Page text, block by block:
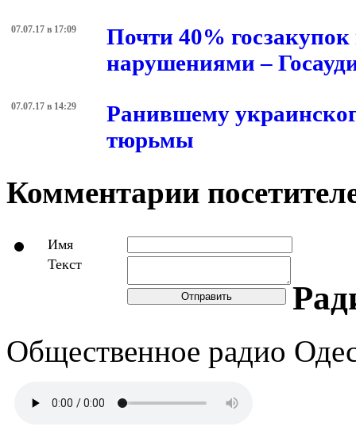
07.07.17 в 17:09
Почти 40%
нарушениями –
07.07.17 в 14:29
Ранившему
тюрьмы
Комментарии
Имя
Текст
Отправить
Общественное радио